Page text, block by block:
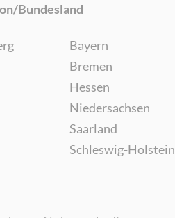
Bundesland
Bayern
Bremen
Hessen
Niedersachsen
Saarland
Schleswig-Holstein